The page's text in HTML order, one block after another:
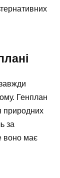
Генплан
природних
за
воно має